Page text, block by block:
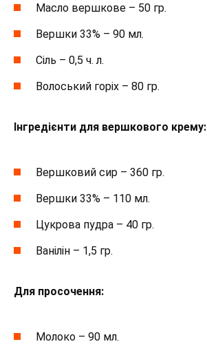
Масло вершкове – 50 гр.
Вершки 33% – 90 мл.
Сіль – 0,5 ч. л.
Волоський горіх – 80 гр.
Інгредієнти для вершкового крему:
Вершковий сир – 360 гр.
Вершки 33% – 110 мл.
Цукрова пудра – 40 гр.
Ванілін – 1,5 гр.
Для просочення:
Молоко – 90 мл.